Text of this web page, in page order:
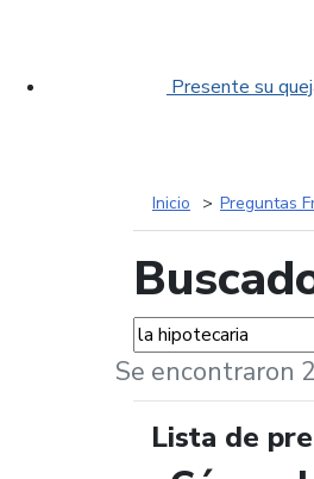
Presente su
Inicio Preguntas
Palabras...
Se encontraron
Lista de